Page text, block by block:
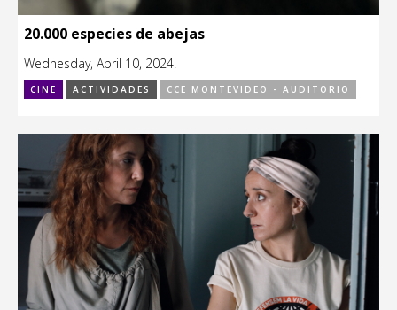
20.000 especies de abejas
Wednesday, April 10, 2024.
CINE ACTIVIDADES CCE MONTEVIDEO - AUDITORIO